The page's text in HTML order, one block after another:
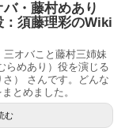
バ・藤村めあり
：須藤理彩のWiki
三オバこと藤村三姉妹
らめあり）役を演じる
） さんです。どんな
とめました。
む